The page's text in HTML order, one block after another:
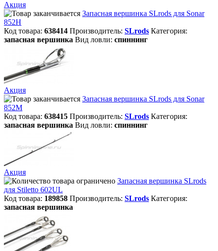
Акция
Запасная вершинка SLrods для Sonar
852H
Код товара: 638414 Производитель: SLrods Категория:
запасная вершинка Вид ловли: спиннинг
Акция
Запасная вершинка SLrods для Sonar
852M
Код товара: 638415 Производитель: SLrods Категория:
запасная вершинка Вид ловли: спиннинг
Акция
Запасная вершинка SLrods
для Stiletto 602UL
Код товара: 189858 Производитель: SLrods Категория:
запасная вершинка